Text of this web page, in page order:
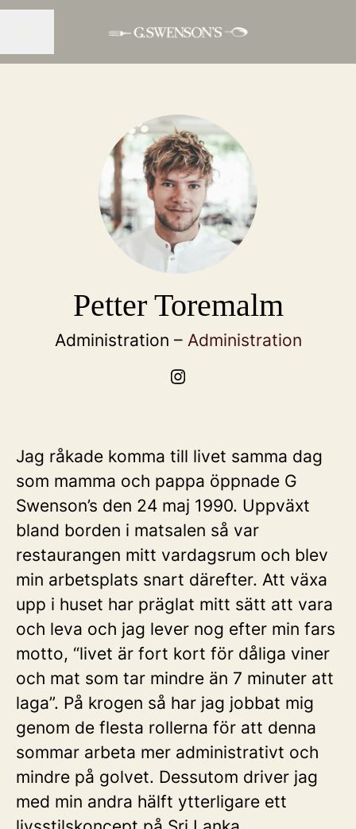
Petter Toremalm
Administration – Administration
Jag råkade komma till livet samma dag
som mamma och pappa öppnade G
Swenson’s den 24 maj 1990. Uppväxt
bland borden i matsalen så var
restaurangen mitt vardagsrum och blev
min arbetsplats snart därefter. Att växa
upp i huset har präglat mitt sätt att vara
och leva och jag lever nog efter min fars
motto, “livet är fort kort för dåliga viner
och mat som tar mindre än 7 minuter att
laga”. På krogen så har jag jobbat mig
genom de flesta rollerna för att denna
sommar arbeta mer administrativt och
mindre på golvet. Dessutom driver jag
med min andra hälft ytterligare ett